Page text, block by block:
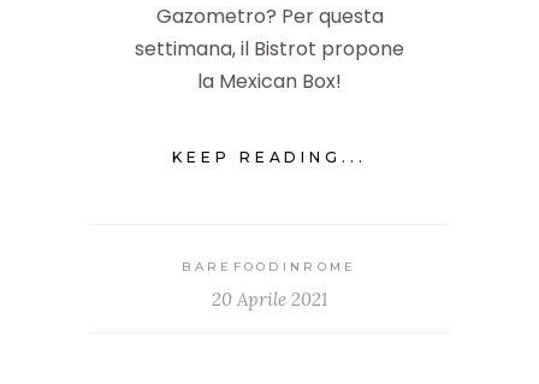
Gazometro? Per questa
settimana, il Bistrot propone
la Mexican Box!
KEEP READING...
BAREFOODINROME
20 Aprile 2021